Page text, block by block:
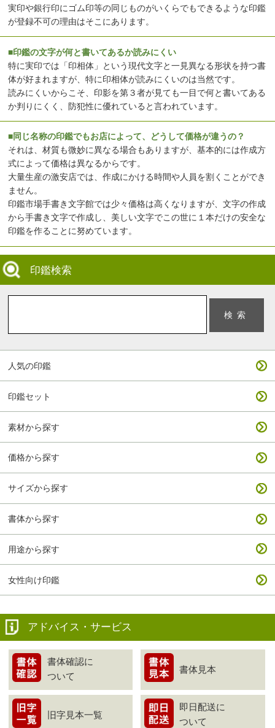
実印や銀行印にゴム印等の同じものがいくらでもできるような印鑑
が登録不可の理由はそこにあります。
■印鑑の文字が何と書いてあるか読みにくい
特に実印では「印相体」という現代文字と一見異なる形状を持つ書
体が好まれますが、特に印相体が読みにくいのは当然です。
読みにくいからこそ、印影を第３者が見ても一目で何と書いてある
か判りにくく、防犯性に優れていると言われています。
■同じ名称の印鑑でもお店によって、どうして価格が違うの？
それは、材質も微妙に異なる場合もありますが、基本的には作成方
式によって価格は異なるからです。
大量生産の激安店では、作成にかける時間や人員を割くことができ
ません。
印鑑市場手書き文字館では少々価格は高くなりますが、文字の作成
から手書き文字で作成し、美しい文字でこの世に１本だけの安全な
印鑑を作ることに努めています。
印鑑検索
人気の印鑑
印鑑セット
素材から探す
価格から探す
サイズから探す
書体から探す
用途から探す
女性向け印鑑
アドバイス・サービス
書体確認に
ついて
書体見本
旧字見本一覧
即日配送に
ついて